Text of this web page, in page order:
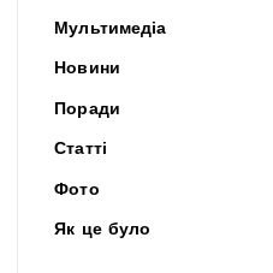
Мультимедіа
Новини
Поради
Статті
Фото
Як це було